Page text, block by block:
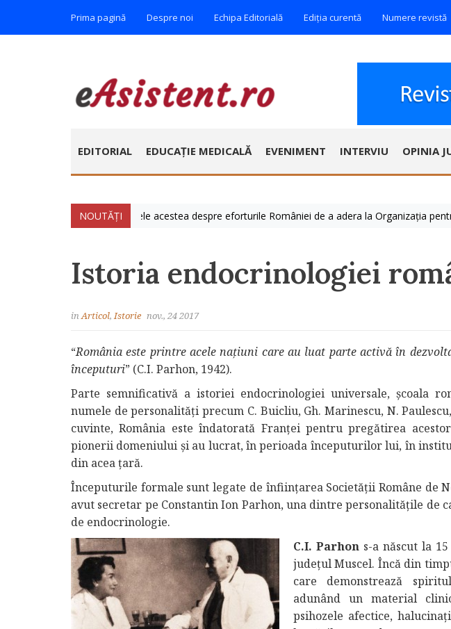
Prima pagină Despre noi Echipa Editorială Ediția curentă Numere revistă
EDITORIAL EDUCAȚIE MEDICALĂ EVENIMENT INTERVIU OPINIA
NOUTĂȚI
Vorbim foarte mult zilele acestea despre eforturile României de a adera la Organizația pentru
Istoria endocrinologiei
inArticol,Istorie nov., 24 2017
“România este printre acele naţiuni care au luat parte activă în
începuturi” (C.I. Parhon, 1942).
Parte semnificativă a istoriei endocrinologiei universale, școala
numele de personalități precum C. Buicliu, Gh. Marinescu, N.
cuvinte, România este îndatorată Franței pentru pregătirea
pionerii domeniului și au lucrat, în perioada începuturilor lui, în
din acea țară.
Începuturile formale sunt legate de înființarea Societății Române de
avut secretar pe Constantin Ion Parhon, una dintre personalitățile de
de endocrinologie.
C.I. Parhons-a născut la
județul Muscel. Încă din
care demonstrează
adunând un material
psihozele afectice,